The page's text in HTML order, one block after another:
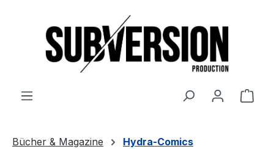
Bücher & Magazine Hydra-Comics